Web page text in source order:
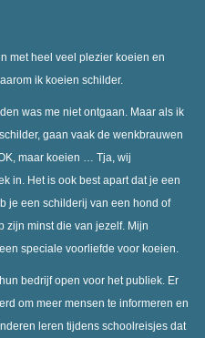
met heel veel plezier koeien en
ik koeien schilder.
was me niet ontgaan. Maar als ik
gaan vaak de wenkbrauwen
maar koeien … Tja, wij
in. Het is ook best apart dat je een
je een schilderij van een hond of
zijn minst die van jezelf. Mijn
speciale voorliefde voor koeien.
bedrijf open voor het publiek. Er
om meer mensen te informeren en
leren tijdens schoolreisjes dat